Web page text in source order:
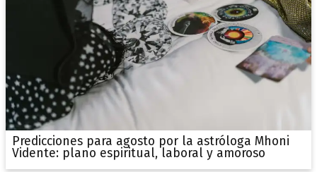
Predicciones para agosto por la astróloga Mhoni
Vidente: plano espiritual, laboral y amoroso